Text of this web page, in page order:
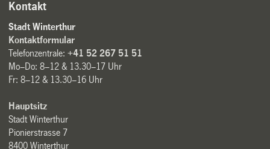
Kontakt
Stadt Winterthur
Kontaktformular
Telefonzentrale:+41 52 267 51 51
Mo–Do: 8–12 & 13.30–17 Uhr
Fr: 8–12 & 13.30–16 Uhr
Hauptsitz
Stadt Winterthur
Pionierstrasse 7
8400 Winterthur